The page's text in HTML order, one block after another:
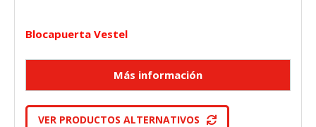
Blocapuerta Vestel
VER PRODUCTOS ALTERNATIVOS